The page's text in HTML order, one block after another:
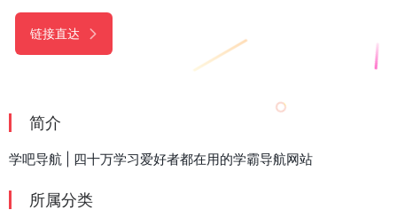
链接直达
简介
学吧导航 | 四十万学习爱好者都在用的学霸导航网站
所属分类